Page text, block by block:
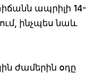
ապրիլի 14-
ինչպես նաև
ժամերին օդը